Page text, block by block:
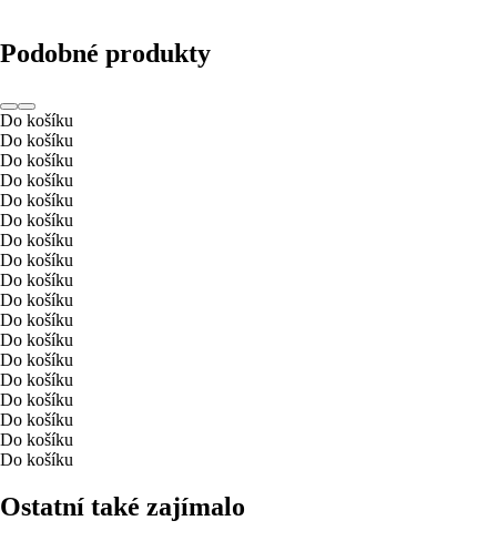
Podobné produkty
Do košíku
Do košíku
Do košíku
Do košíku
Do košíku
Do košíku
Do košíku
Do košíku
Do košíku
Do košíku
Do košíku
Do košíku
Do košíku
Do košíku
Do košíku
Do košíku
Do košíku
Do košíku
Ostatní také zajímalo